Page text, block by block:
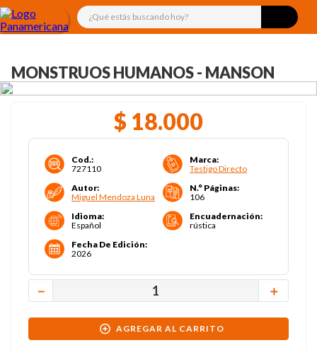
¿Qué estás buscando hoy?
MONSTRUOS HUMANOS - MANSON
$ 18.000
Cod.:
727110
Marca:
Testigo Directo
Autor:
Miguel Mendoza Luna
N.° Páginas:
106
Idioma:
Español
Encuadernación:
rústica
Fecha De Edición:
2026
＋
－
AGREGAR AL CARRITO